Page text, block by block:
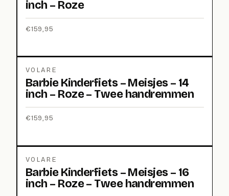
inch – Roze
€159,95
VOLARE
Barbie Kinderfiets – Meisjes – 14
inch – Roze – Twee handremmen
€159,95
VOLARE
Barbie Kinderfiets – Meisjes – 16
inch – Roze – Twee handremmen